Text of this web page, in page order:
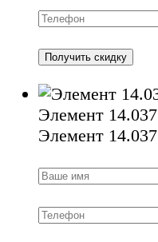
Элемент 14.037
Элемент 14.037